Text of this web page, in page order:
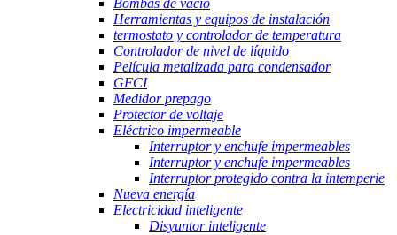
Bombas de vacío
Herramientas y equipos de instalación
termostato y controlador de temperatura
Controlador de nivel de líquido
Película metalizada para condensador
GFCI
Medidor prepago
Protector de voltaje
Eléctrico impermeable
Interruptor y enchufe impermeables
Interruptor y enchufe impermeables
Interruptor protegido contra la intemperie
Nueva energía
Electricidad inteligente
Disyuntor inteligente